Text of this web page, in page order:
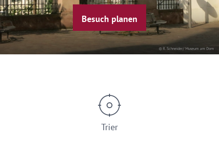
© R. Schneider/ Museum am Dom
Besuch planen
Trier